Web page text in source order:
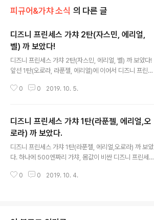
피규어&가챠 소식 의 다른 글
디즈니 프린세스 가챠 2탄(자스민, 에리얼,
벨) 까 보았다!
디즈니 프린세스 가챠 2탄(자스민, 에리얼, 벨) 까 보았다!
앞선 1탄(오로라, 라푼젤, 에리얼)에 이어서 디즈니 프린세
려고 계속 바깥으로 얼굴인지 손 파츠인지를 내미네요;;; 일
나 당 500엔이라서 정말 조형이나 채색이 삐꾸없이 잘 되
어 있는 것 같습니다. 이번에는 1탄에 이어서 다시 실장한
인간 버전의 에리얼 입니다! 참 등장 욕심이 많은 프린세스
네요 마지막으로는 미녀와 야수의 벨! 풀 네임이 벨 스노우
였나요? 헤르미온느가 연기한 미녀와 야수 참 재미있었지
요~ 물론 저는 벨보다 개스톤이 더 좋았지만 ..하핳 2017/
0 0 2019. 10. 5.
디즈니 프린세스 가챠 1탄(라푼젤, 에리얼,오
로라) 까 보았다.
디즈니 프린세스 가챠 1탄(라푼젤, 에리얼,오로라) 까 보았
다. 하나에 500엔짜리 가챠, 몸값이 비싼 디즈니 프린세스
데, 다행히 1트라이만에 노중복으로 모든 공주님이 나왔네
0 0 2019. 10. 4.